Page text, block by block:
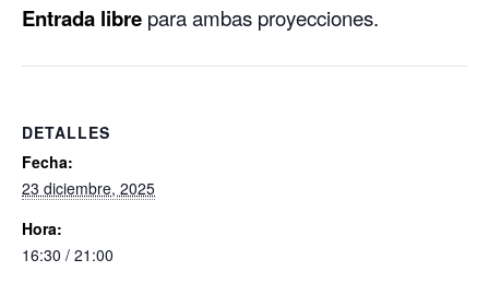
Entrada libre para ambas proyecciones.
DETALLES
Fecha:
23 diciembre, 2025
Hora:
16:30 / 21:00